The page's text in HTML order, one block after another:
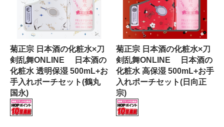
菊正宗 日本酒の化粧水×刀
剣乱舞ONLINE 日本酒の
化粧水 透明保湿 500mL+お
手入れポーチセット(鶴丸
国永)
菊正宗 日本酒の化粧水×刀
剣乱舞ONLINE 日本酒の
化粧水 高保湿 500mL+お手
入れポーチセット(日向正
宗)